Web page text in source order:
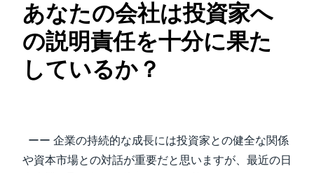
あなたの会社は投資家へ
の説明責任を十分に果た
しているか？
ーー 企業の持続的な成長には投資家との健全な関係
や資本市場との対話が重要だと思いますが、最近の日